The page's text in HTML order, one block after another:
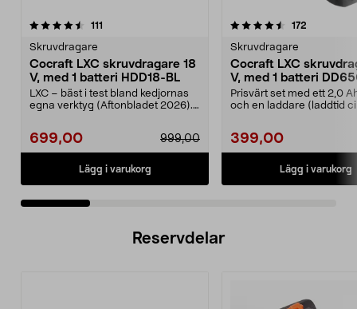
111
Skruvdragare
Cocraft LXC skruvdragare 18
V, med 1 batteri HDD18-BL
LXC – bäst i test bland kedjornas
egna verktyg (Aftonbladet 2026).
699,00 999,00
Lägg i varukorg
4.5 av 5 stjärnor 172
Skruvdragare
Cocraft LXC
V, med 1 batteri
Prisvärt set med ett 2,0
och en laddare (laddtid
399,00
Lägg i varukorg
4.5 av 5 stjärnor
Reservdelar